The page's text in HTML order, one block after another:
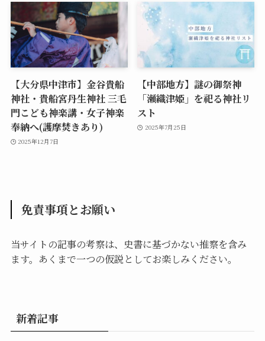
【大分県中津市】金谷貴船
神社・貴船宮丹生神社 三毛
門こども神楽講・女子神楽
奉納へ(護摩焚きあり)
2025年12月7日
【中部地方】謎の御祭神
「瀬織津姫」を祀る神社リ
スト
2025年7月25日
免責事項とお願い
当サイトの記事の考察は、史書に基づかない推察を含み
ます。あくまで一つの仮説としてお楽しみください。
新着記事